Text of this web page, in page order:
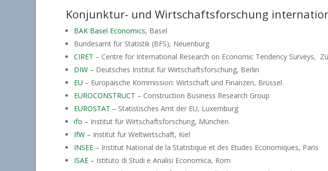
Konjunktur- und Wirtschaftsforschung
BAK Basel Economics, Basel
Bundesamt für Statistik (BFS), Neuenburg
CIRET – Centre for International Research on Economic Tendency Surveys,
DIW – Deutsches Institut für Wirtschaftsforschung, Berlin
EU – Europäische Kommission: Wirtschaft und Finanzen, Brüssel
EUROCONSTRUCT – Construction Business Research Group
EUROSTAT – Statistisches Amt der EU, Luxemburg
ifo – Institut für Wirtschaftsforschung, München
IfW – Institut für Weltwirtschaft, Kiel
INSEE – Institut National de la Statistique et des Etudes Economiques, Paris
ISAE – Istituto di Studi e Analisi Economica, Rom